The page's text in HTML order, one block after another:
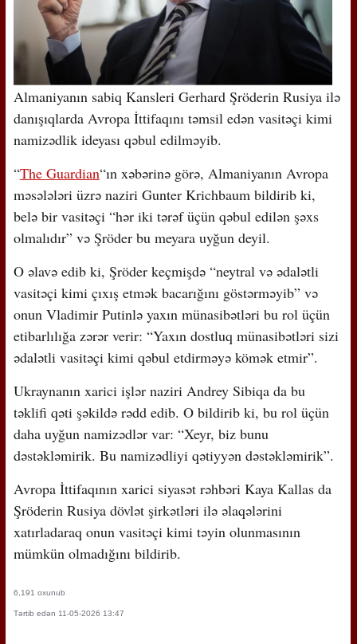
Almaniyanın sabiq Kansleri Gerhard Şröderin Rusiya ilə
danışıqlarda Avropa İttifaqını təmsil edən vasitəçi kimi
namizədlik ideyası qəbul edilməyib.
“The Guardian“ın xəbərinə görə, Almaniyanın Avropa
məsələləri üzrə naziri Gunter Krichbaum bildirib ki,
belə bir vasitəçi “hər iki tərəf üçün qəbul edilən şəxs
olmalıdır” və Şröder bu meyara uyğun deyil.
O əlavə edib ki, Şröder keçmişdə “neytral və ədalətli
vasitəçi kimi çıxış etmək bacarığını göstərməyib” və
onun Vladimir Putinlə yaxın münasibətləri bu rol üçün
etibarlılığa zərər verir: “Yaxın dostluq münasibətləri sizi
ədalətli vasitəçi kimi qəbul etdirməyə kömək etmir”.
Ukraynanın xarici işlər naziri Andrey Sibiqa da bu
təklifi qəti şəkildə rədd edib. O bildirib ki, bu rol üçün
daha uyğun namizədlər var: “Xeyr, biz bunu
dəstəkləmirik. Bu namizədliyi qətiyyən dəstəkləmirik”.
Avropa İttifaqının xarici siyasət rəhbəri Kaya Kallas da
Şröderin Rusiya dövlət şirkətləri ilə əlaqələrini
xatırladaraq onun vasitəçi kimi təyin olunmasının
mümkün olmadığını bildirib.
6,191 oxunub
Tərtib edən 11-05-2026 13:47